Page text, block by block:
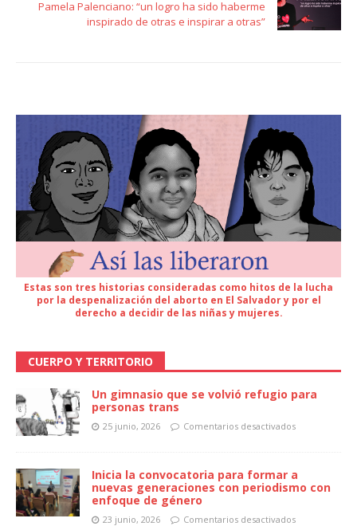
Pamela Palenciano: “un logro ha sido haberme
inspirado de otras e inspirar a otras”
Estas son tres historias consideradas como hitos de la lucha
por la despenalización del aborto en El Salvador y por el
derecho a decidir de las niñas y mujeres.
CUERPO Y TERRITORIO
Un gimnasio que se volvió refugio para
personas trans
25 junio, 2026 Comentarios desactivados
Inicia la convocatoria para formar a
nuevas generaciones con periodismo con
enfoque de género
23 junio, 2026 Comentarios desactivados